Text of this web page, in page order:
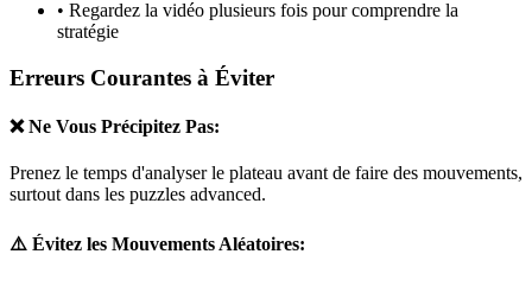
• Regardez la vidéo plusieurs fois pour comprendre la
stratégie
Erreurs Courantes à Éviter
❌ Ne Vous Précipitez Pas:
Prenez le temps d'analyser le plateau avant de faire des mouvements,
surtout dans les puzzles advanced.
⚠️ Évitez les Mouvements Aléatoires: